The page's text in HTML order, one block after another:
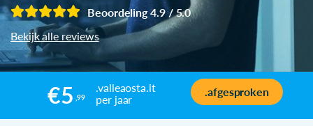
Beoordeling 4.9 / 5.0
Bekijk alle reviews
€5 ,99
.valleaosta.it
per jaar
.afgesproken